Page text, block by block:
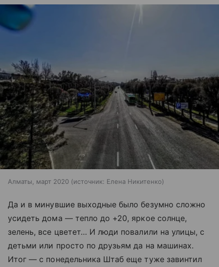
Алматы, март 2020 источник: Елена Никитенко
Да и в минувшие выходные было безумно сложно
усидеть дома — тепло до +20, яркое солнце,
зелень, все цветет… И люди повалили на улицы, с
детьми или просто по друзьям да на машинах.
Итог — с понедельника Штаб еще туже завинтил